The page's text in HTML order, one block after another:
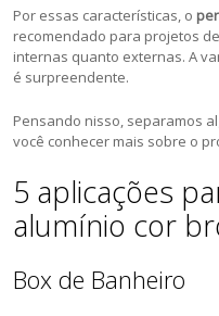
Por essas características, o
recomendado para projetos
internas quanto externas. A
é surpreendente.
Pensando nisso, separamos
você conhecer mais sobre o
5 aplicações
alumínio cor
Box de Banheiro